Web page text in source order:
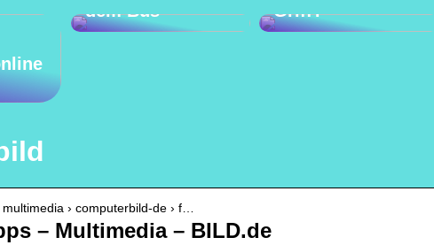
dem Bus
Griff?
› computerbild-de › f…
– Multimedia – BILD.de